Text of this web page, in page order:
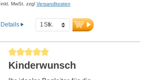
inkl. MwSt. zzgl Versandkosten
Details
Durchschnittliche Bewertung von 5 von 5
Kinderwunsch